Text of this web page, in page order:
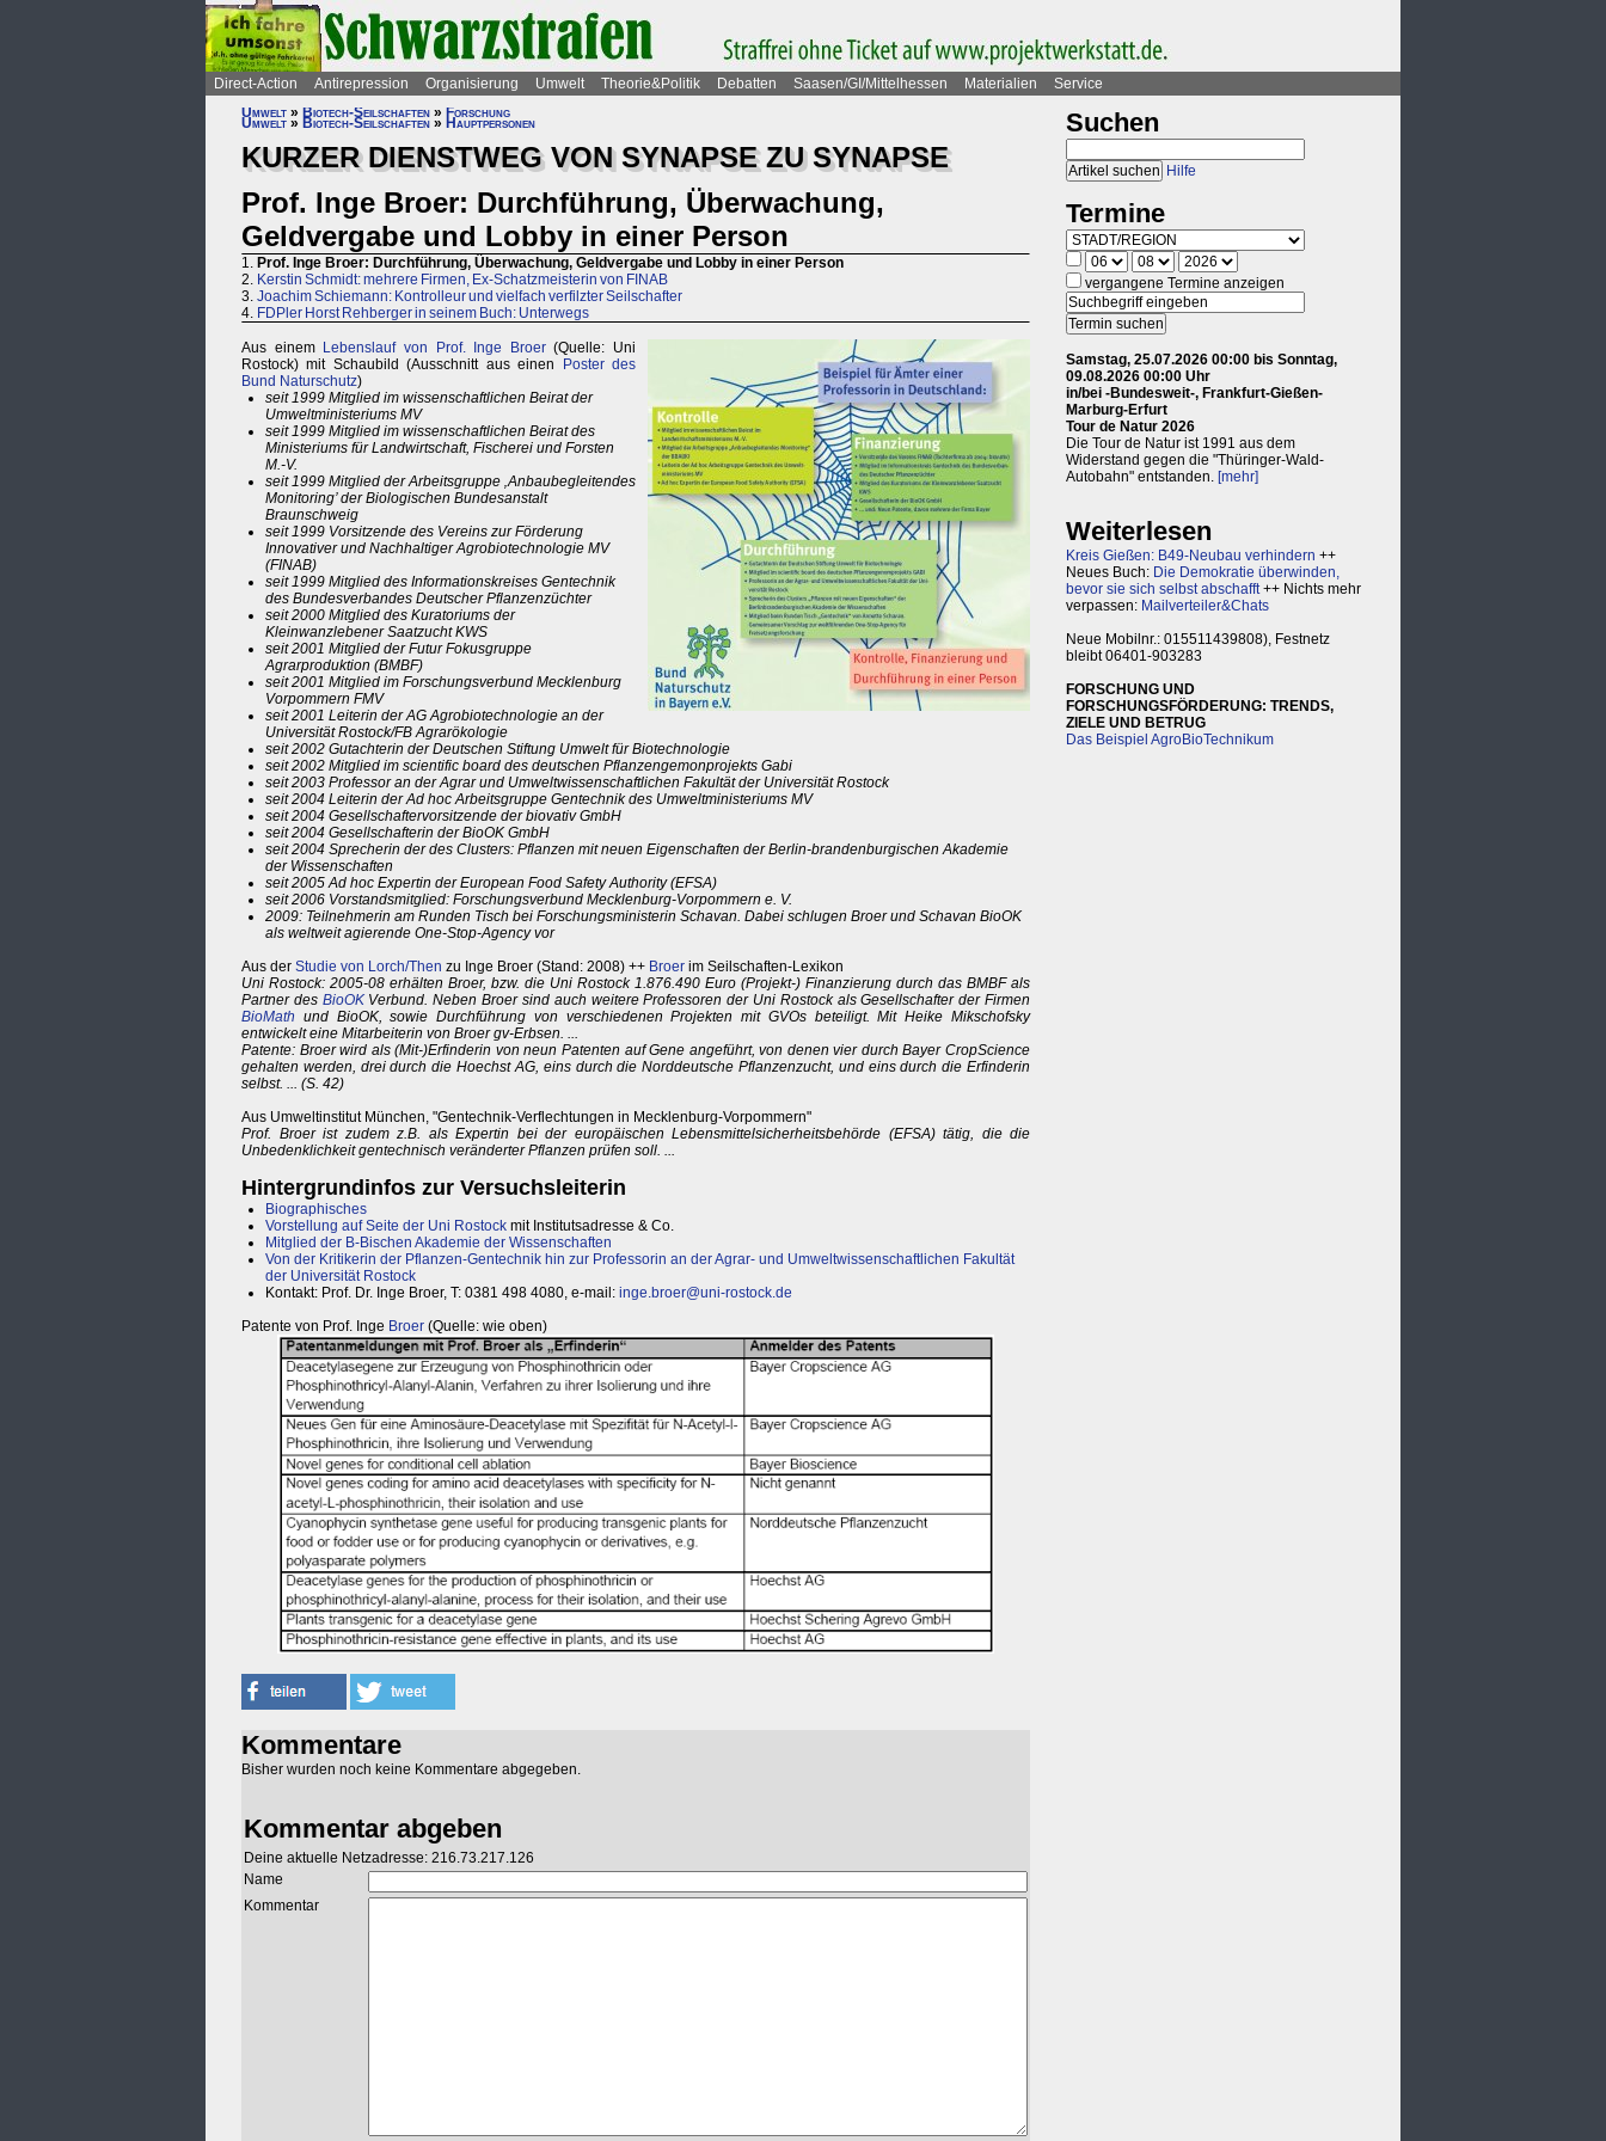
Direct-Action Antirepression Organisierung Umwelt Theorie&Politik Debatten Saasen/GI/Mittelhessen Materialien
Service
Umwelt » Biotech-Seilschaften » Forschung
Umwelt » Biotech-Seilschaften » Hauptpersonen
KURZER DIENSTWEG VON SYNAPSE ZU SYNAPSE
Prof. Inge Broer: Durchführung, Überwachung,
Geldvergabe und Lobby in einer Person
1. Prof. Inge Broer: Durchführung, Überwachung, Geldvergabe und Lobby in einer Person
2. Kerstin Schmidt: mehrere Firmen, Ex-Schatzmeisterin von FINAB
3. Joachim Schiemann: Kontrolleur und vielfach verfilzter Seilschafter
4. FDPler Horst Rehberger in seinem Buch: Unterwegs
Aus einem Lebenslauf von Prof. Inge Broer(Quelle: Uni
Rostock) mit Schaubild (Ausschnitt aus einen
Poster des
Bund Naturschutz)
seit 1999 Mitglied im wissenschaftlichen Beirat der
Umweltministeriums MV
seit 1999 Mitglied im wissenschaftlichen Beirat des
Ministeriums für Landwirtschaft, Fischerei und Forsten
M.-V.
seit 1999 Mitglied der Arbeitsgruppe ‚Anbaubegleitendes
Monitoring’ der Biologischen Bundesanstalt
Braunschweig
seit 1999 Vorsitzende des Vereins zur Förderung
Innovativer und Nachhaltiger Agrobiotechnologie MV
(FINAB)
seit 1999 Mitglied des Informationskreises Gentechnik
des Bundesverbandes Deutscher Pflanzenzüchter
seit 2000 Mitglied des Kuratoriums der
Kleinwanzlebener Saatzucht KWS
seit 2001 Mitglied der Futur Fokusgruppe
Agrarproduktion (BMBF)
seit 2001 Mitglied im Forschungsverbund Mecklenburg
Vorpommern FMV
seit 2001 Leiterin der AG Agrobiotechnologie an der
Universität Rostock/FB Agrarökologie
seit 2002 Gutachterin der Deutschen Stiftung Umwelt für Biotechnologie
seit 2002 Mitglied im scientific board des deutschen Pflanzengemonprojekts Gabi
seit 2003 Professor an der Agrar und Umweltwissenschaftlichen Fakultät der Universität Rostock
seit 2004 Leiterin der Ad hoc Arbeitsgruppe Gentechnik des Umweltministeriums MV
seit 2004 Gesellschaftervorsitzende der biovativ GmbH
seit 2004 Gesellschafterin der BioOK GmbH
seit 2004 Sprecherin der des Clusters: Pflanzen mit neuen Eigenschaften der Berlin-brandenburgischen Akademie
der Wissenschaften
seit 2005 Ad hoc Expertin der European Food Safety Authority (EFSA)
seit 2006 Vorstandsmitglied: Forschungsverbund Mecklenburg-Vorpommern e. V.
2009: Teilnehmerin am Runden Tisch bei Forschungsministerin Schavan. Dabei schlugen Broer und Schavan BioOK
als weltweit agierende One-Stop-Agency vor
Aus der Studie von Lorch/Then zu Inge Broer (Stand: 2008) ++ Broer im Seilschaften-Lexikon
Uni Rostock: 2005-08 erhälten Broer, bzw. die Uni Rostock 1.876.490 Euro (Projekt-) Finanzierung durch das BMBF als
Partner des BioOKVerbund. Neben Broer sind auch weitere Professoren der Uni Rostock als Gesellschafter der Firmen
BioMath und BioOK, sowie Durchführung von verschiedenen Projekten mit GVOs beteiligt. Mit Heike Mikschofsky
entwickelt eine Mitarbeiterin von Broer gv-Erbsen. ...
Patente: Broer wird als (Mit-)Erfinderin von neun Patenten auf Gene angeführt, von denen vier durch Bayer CropScience
gehalten werden, drei durch die Hoechst AG, eins durch die Norddeutsche Pflanzenzucht, und eins durch die Erfinderin
selbst. ... (S. 42)
Aus Umweltinstitut München, "Gentechnik-Verflechtungen in Mecklenburg-Vorpommern"
Prof. Broer ist zudem z.B. als Expertin bei der europäischen Lebensmittelsicherheitsbehörde (EFSA) tätig, die die
Unbedenklichkeit gentechnisch veränderter Pflanzen prüfen soll. ...
Hintergrundinfos zur Versuchsleiterin
Biographisches
Vorstellung auf Seite der Uni Rostock mit Institutsadresse & Co.
Mitglied der B-Bischen Akademie der Wissenschaften
Von der Kritikerin der Pflanzen-Gentechnik hin zur Professorin an der Agrar- und Umweltwissenschaftlichen Fakultät
der Universität Rostock
Kontakt: Prof. Dr. Inge Broer, T: 0381 498 4080, e-mail: inge.broer@uni-rostock.de
Patente von Prof. Inge Broer (Quelle: wie oben)
Kommentare
Bisher wurden noch keine Kommentare abgegeben.
Kommentar abgeben
Deine aktuelle Netzadresse: 216.73.217.126
Name
Kommentar
Suchen
Hilfe
Termine
vergangene Termine anzeigen
Samstag, 25.07.2026 00:00 bis Sonntag,
09.08.2026 00:00 Uhr
in/bei -Bundesweit-, Frankfurt-Gießen-
Marburg-Erfurt
Tour de Natur 2026
Die Tour de Natur ist 1991 aus dem
Widerstand gegen die "Thüringer-Wald-
Autobahn" entstanden. [mehr]
Weiterlesen
Kreis Gießen: B49-Neubau verhindern ++
Neues Buch: Die Demokratie überwinden,
bevor sie sich selbst abschafft++ Nichts mehr
verpassen: Mailverteiler&Chats
Neue Mobilnr.: 015511439808), Festnetz
bleibt 06401-903283
FORSCHUNG UND
FORSCHUNGSFÖRDERUNG: TRENDS,
ZIELE UND BETRUG
Das Beispiel AgroBioTechnikum